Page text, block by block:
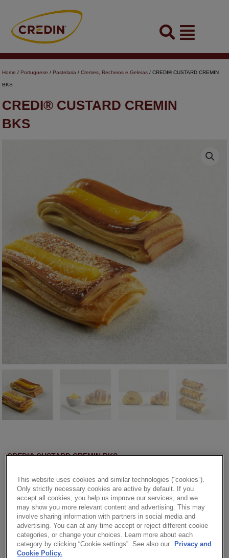
content
Flyout
Menu
Home / Portuguese / Pastelaria / Cremes, Recheios e Geleias / CREDI® CUSTARD CREMIN
BKS
CREDI® CUSTARD CREMIN
BKS
CREDI® CUSTARD CREMIN BKS
Benefícios:
✔ Rápido e fácil de preparar
✔ Estável ao forno e refrigeração
This website uses cookies and similar technologies (“cookies”).
Only strictly necessary cookies are active by default. If you
accept all cookies, you help us improve our services, and we
may show you more relevant content and advertising. This may
involve sharing information with partners in social media and
advertising. You can at any time accept or reject different cookie
categories, or change your choices. Learn more about each
category by clicking “Cookie settings”. See also our
Privacy and
Cookie Policy.